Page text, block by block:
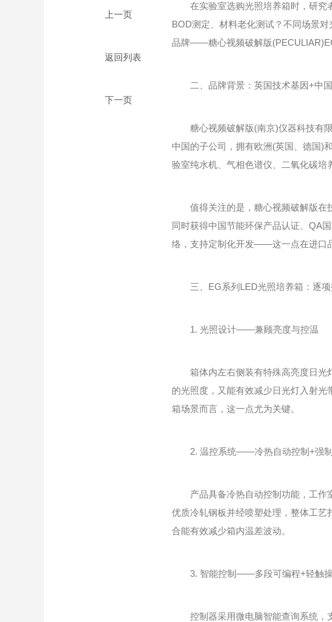
在实验室选购光照培养箱时，研究者
BOD测定、材料老化测试？不同场景
品牌——糖心视频破解版
二、品牌背景：英国技术基因+中国
糖心视频破解版(南京)仪器科技有限
中国的子公司，拥有欧洲(英国、德国)
验室纯水机、气相色谱仪、二氧化碳培
值得关注的是，糖心视频破解版在技
同时获得中国节能环保产品认证、QA
络，支持定制化开发——这一点在进口
三、EG系列LED光照培养箱：逐项
1. 光照设计——兼顾亮度与控温
箱体内左右侧装有特殊高亮度日光灯
的光照度，又能有效减少日光灯入射
箱场景而言，这一点尤为关键。
2. 温控系统——冷热自动控制+强
产品具备冷热自动控制功能，工作室
优质冷轧钢板并经喷塑处理，整体工
合能有效减少箱内温差波动。
3. 智能控制——多段可编程+轻触
控制器采用微电脑智能查询系统，支
返回列表